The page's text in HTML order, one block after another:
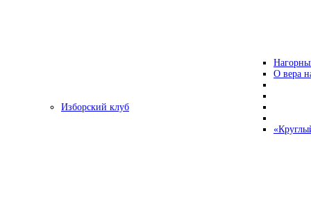
О вера
Изборский клуб